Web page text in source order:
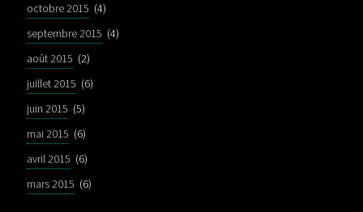
octobre 2015 (4)
septembre 2015 (4)
août 2015 (2)
juillet 2015 (6)
juin 2015 (5)
mai 2015 (6)
avril 2015 (6)
mars 2015 (6)